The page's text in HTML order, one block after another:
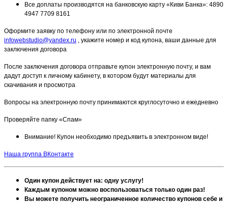
Все доплаты производятся на банковскую карту «Киви Банка»: 4890
4947 7709 8161
Оформите заявку по телефону или по электронной почте
infowebstudio@yandex.ru , укажите номер и код купона, ваши данные для
заключения договора
После заключения договора отправьте купон электронную почту, и вам
дадут доступ к личному кабинету, в котором будут материалы для
скачивания и просмотра
Вопросы на электронную почту принимаются круглосуточно и ежедневно
Проверяйте папку «Спам»
Внимание! Купон необходимо предъявить в электронном виде!
Наша группа ВКонтакте
Один купон действует на: одну услугу!
Каждым купоном можно воспользоваться только один раз!
Вы можете получить неограниченное количество купонов себе и